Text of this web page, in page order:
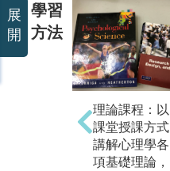
學習
方法
理論課程：以
課堂授課方式
講解心理學各
項基礎理論，
展
開